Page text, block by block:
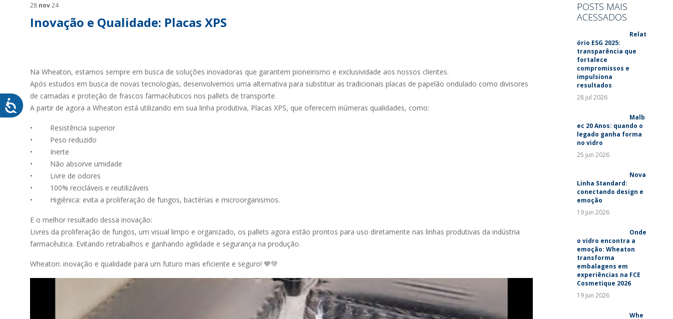
WHEATON CASA
PRODUTOS
BLOG
LOJA WHEATON CASA
ONDE ENCONTRAR
FARMACAP
SAIBA MAIS
28 nov24
Inovação e Qualidade: Placas XPS
Na Wheaton, estamos sempre em busca de soluções inovadoras que garantem pioneirismo e exclusividade aos nossos clientes.
Após estudos em busca de novas tecnologias, desenvolvemos uma alternativa para substituir as tradicionais placas de papelão ondulado como divisores
de camadas e proteção de frascos farmacêuticos nos pallets de transporte.
A partir de agora a Wheaton está utilizando em sua linha produtiva, Placas XPS, que oferecem inúmeras qualidades, como:
• Resistência superior
• Peso reduzido
• Inerte
• Não absorve umidade
• Livre de odores
• 100% recicláveis e reutilizáveis
• Higiênica: evita a proliferação de fungos, bactérias e microorganismos.
E o melhor resultado dessa inovação:
Livres da proliferação de fungos, um visual limpo e organizado, os pallets agora estão prontos para uso diretamente nas linhas produtivas da indústria
farmacêutica. Evitando retrabalhos e ganhando agilidade e segurança na produção.
Wheaton: inovação e qualidade para um futuro mais eficiente e seguro! 💙💚
POSTS MAIS
ACESSADOS
Relat
ório ESG 2025:
transparência que
fortalece
compromissos e
impulsiona
resultados
28 jul 2026
Malb
ec 20 Anos: quando o
legado ganha forma
no vidro
25 jun 2026
Nova
Linha Standard:
conectando design e
emoção
19 jun 2026
Onde
o vidro encontra a
emoção: Wheaton
transforma
embalagens em
experiências na FCE
Cosmetique 2026
19 jun 2026
Whe